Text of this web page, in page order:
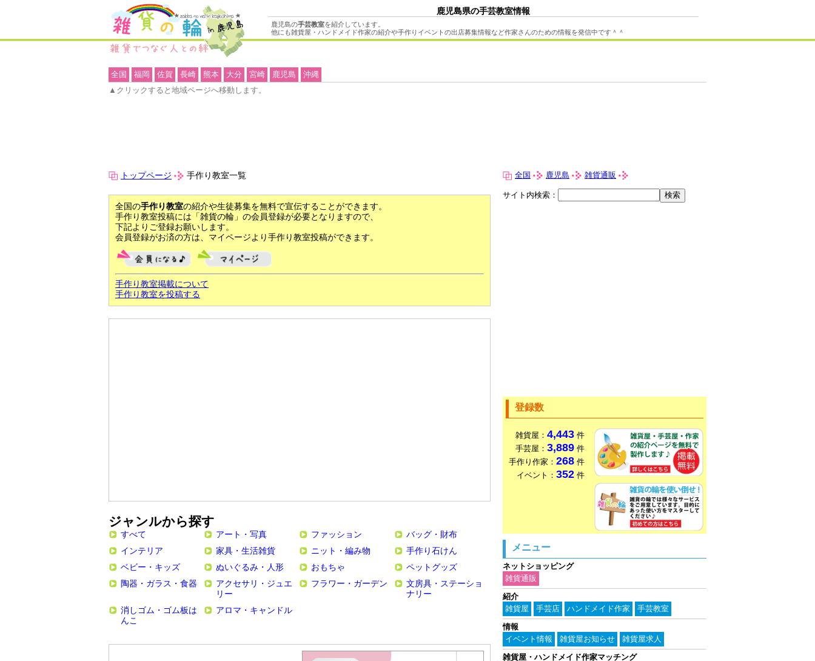
鹿児島県の手芸教室情報
鹿児島の手芸教室を紹介しています。
他にも雑貨屋・ハンドメイド作家の紹介や手作りイベントの出店募集情報など作家さんのための情報を発信中です＾＾
トップページ 手作り教室一覧
全国の手作り教室の紹介や生徒募集を無料で宣伝することができます。
手作り教室投稿には「雑貨の輪」の会員登録が必要となりますので、
下記よりご登録お願いします。
会員登録がお済の方は、マイページより手作り教室投稿ができます。
手作り教室掲載について
手作り教室を投稿する
ジャンルから探す
すべて アート・写真 ファッション
バッグ・財布
インテリア
家具・生活雑貨 ニット・編み物
手作り石けん
ベビー・キッズ
ぬいぐるみ・人形 おもちゃ
ペットグッズ
陶器・ガラス・食器
アクセサリ・ジュエ
リー
フラワー・ガーデン
文房具・ステーショ
ナリー
消しゴム・ゴム板は
んこ
アロマ・キャンドル
全国 鹿児島 雑貨通販
サイト内検索：
登録数
雑貨屋： 4,443 件
手芸屋： 3,889 件
手作り作家： 268 件
イベント： 352 件
メニュー
ネットショッピング
雑貨通販
紹介
雑貨屋
手芸店 ハンドメイド作家
手芸教室
情報
イベント情報
雑貨屋お知らせ
雑貨屋求人
雑貨屋・ハンドメイド作家マッチング
全国 福岡 佐賀 長崎 熊本 大分 宮崎 鹿児島
沖縄
▲クリックすると地域ページへ移動します。